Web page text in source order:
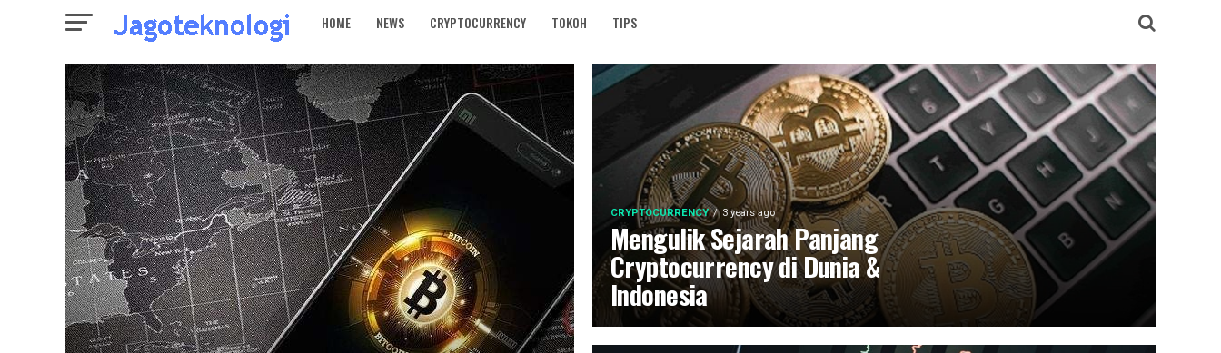
HOME NEWS CRYPTOCURRENCY TOKOH TIPS
CRYPTOCURRENCY 3 years ago
Mengulik Sejarah Panjang
Cryptocurrency di Dunia &
Indonesia